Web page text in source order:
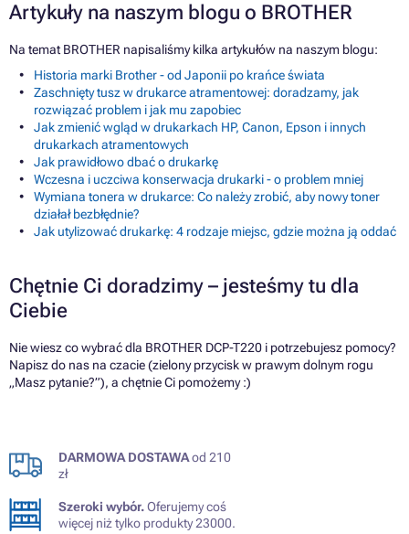
Artykuły na naszym blogu o BROTHER
Na temat BROTHER napisaliśmy kilka artykułów na naszym blogu:
Historia marki Brother - od Japonii po krańce świata
Zaschnięty tusz w drukarce atramentowej: doradzamy, jak
rozwiązać problem i jak mu zapobiec
Jak zmienić wgląd w drukarkach HP, Canon, Epson i innych
drukarkach atramentowych
Jak prawidłowo dbać o drukarkę
Wczesna i uczciwa konserwacja drukarki - o problem mniej
Wymiana tonera w drukarce: Co należy zrobić, aby nowy toner
działał bezbłędnie?
Jak utylizować drukarkę: 4 rodzaje miejsc, gdzie można ją oddać
Chętnie Ci doradzimy – jesteśmy tu dla
Ciebie
Nie wiesz co wybrać dla BROTHER DCP-T220 i potrzebujesz pomocy?
Napisz do nas na czacie (zielony przycisk w prawym dolnym rogu
„Masz pytanie?”), a chętnie Ci pomożemy :)
DARMOWA DOSTAWAod 210
zł
Szeroki wybór.Oferujemy coś
więcej niż tylko produkty 23000.